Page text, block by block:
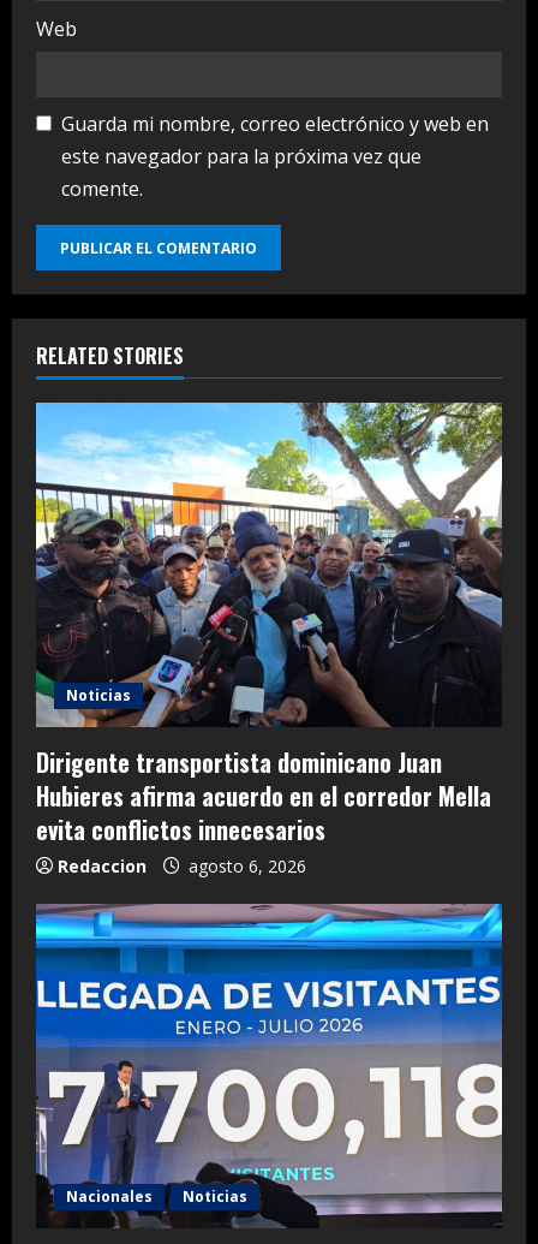
Web
Guarda mi nombre, correo electrónico y web en
este navegador para la próxima vez que
comente.
RELATED STORIES
Noticias
Dirigente transportista dominicano Juan
Hubieres afirma acuerdo en el corredor Mella
evita conflictos innecesarios
Redaccion agosto 6, 2026
Nacionales Noticias